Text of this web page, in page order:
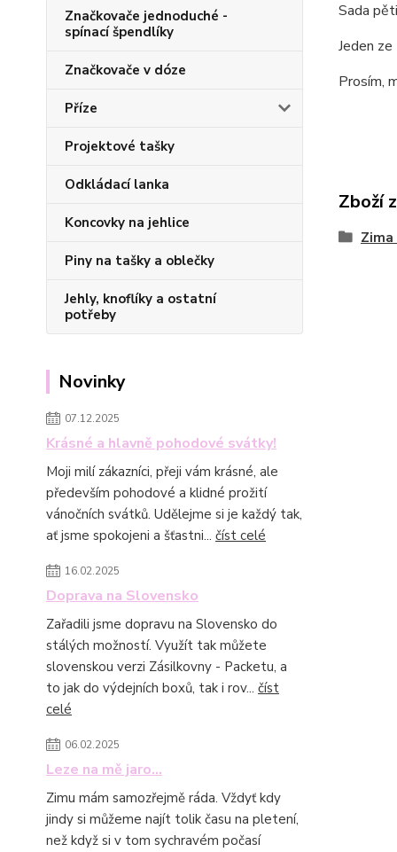
Značkovače jednoduché -
spínací špendlíky
Značkovače v dóze
Příze
Projektové tašky
Odkládací lanka
Koncovky na jehlice
Piny na tašky a oblečky
Jehly, knoflíky a ostatní
potřeby
Novinky
07.12.2025
Krásné a hlavně pohodové svátky!
Moji milí zákazníci, přeji vám krásné, ale
především pohodové a klidné prožití
vánočních svátků. Udělejme si je každý tak,
ať jsme spokojeni a šťastni... číst celé
16.02.2025
Doprava na Slovensko
Zařadili jsme dopravu na Slovensko do
stálých možností. Využít tak můžete
slovenskou verzi Zásilkovny - Packetu, a
to jak do výdejních boxů, tak i rov... číst
celé
06.02.2025
Leze na mě jaro...
Zimu mám samozřejmě ráda. Vždyť kdy
jindy si můžeme najít tolik času na pletení,
než když si v tom sychravém počasí
Sada
Jeden ze
Prosím,
Zboží
Zima